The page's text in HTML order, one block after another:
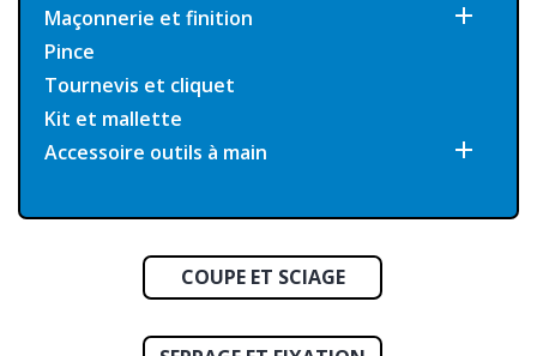
Maçonnerie et finition

Pince
Tournevis et cliquet
Kit et mallette
Accessoire outils à main

COUPE ET SCIAGE